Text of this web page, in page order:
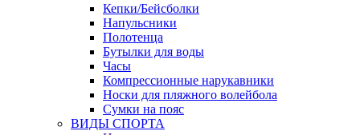
Кепки/Бейсболки
Напульсники
Полотенца
Бутылки для воды
Часы
Компрессионные нарукавники
Носки для пляжного волейбола
Сумки на пояс
ВИДЫ СПОРТА